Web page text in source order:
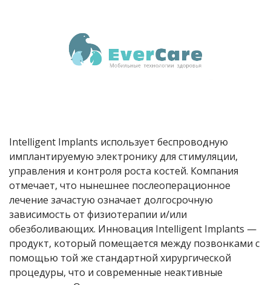
Intelligent Implants использует беспроводную
имплантируемую электронику для стимуляции,
управления и контроля роста костей. Компания
отмечает, что нынешнее послеоперационное
лечение зачастую означает долгосрочную
зависимость от физиотерапии и/или
обезболивающих. Инновация Intelligent Implants —
продукт, который помещается между позвонками с
помощью той же стандартной хирургической
процедуры, что и современные неактивные